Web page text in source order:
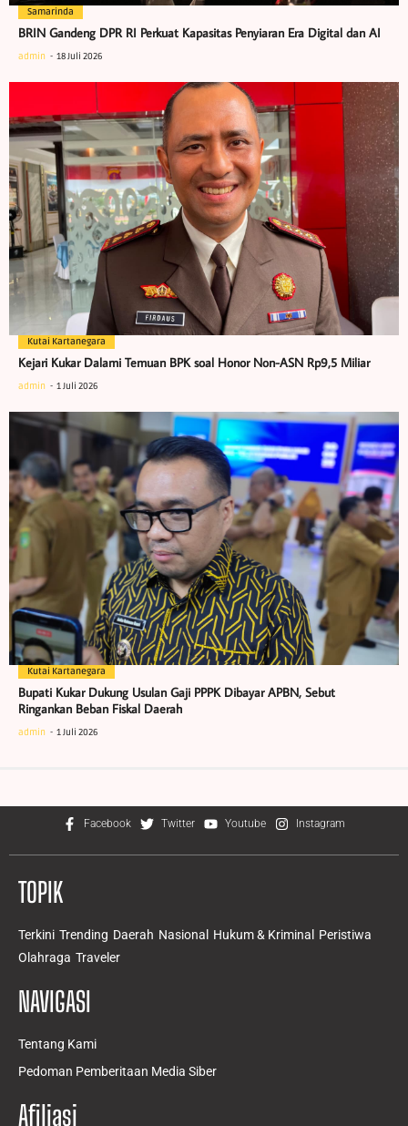
Samarinda
BRIN Gandeng DPR RI Perkuat Kapasitas Penyiaran Era Digital dan AI
admin 18 Juli 2026
Kutai Kartanegara
Kejari Kukar Dalami Temuan BPK soal Honor Non-ASN Rp9,5 Miliar
admin 1 Juli 2026
Kutai Kartanegara
Bupati Kukar Dukung Usulan Gaji PPPK Dibayar APBN, Sebut
Ringankan Beban Fiskal Daerah
admin 1 Juli 2026
Facebook Twitter Youtube Instagram
TOPIK
Terkini Trending Daerah Nasional Hukum & Kriminal
Peristiwa
Olahraga Traveler
NAVIGASI
Tentang Kami
Pedoman Pemberitaan Media Siber
Afiliasi